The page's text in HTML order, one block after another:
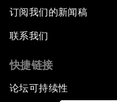
订阅我们的新闻稿
联系我们
快捷链接
论坛可持续性